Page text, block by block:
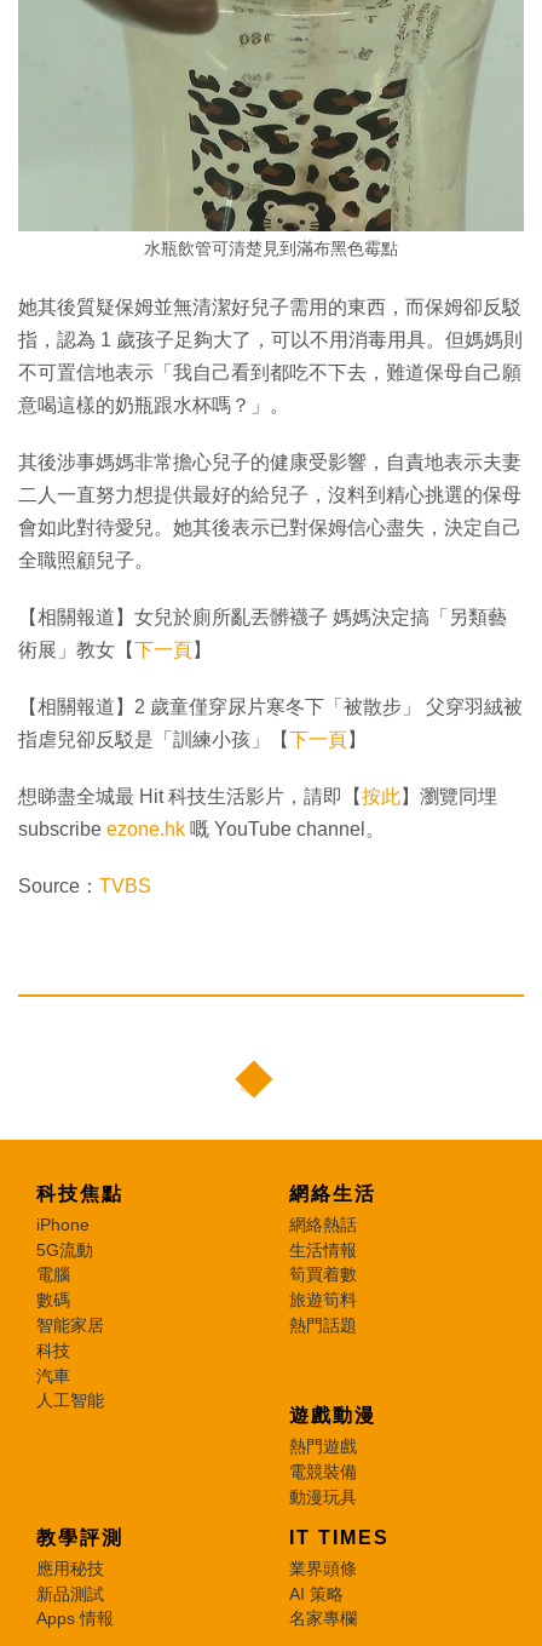
水瓶飲管可清楚見到滿布黑色霉點
她其後質疑保姆並無清潔好兒子需用的東西，而保姆卻反駁
指，認為 1 歲孩子足夠大了，可以不用消毒用具。但媽媽則
不可置信地表示「我自己看到都吃不下去，難道保母自己願
意喝這樣的奶瓶跟水杯嗎？」。
其後涉事媽媽非常擔心兒子的健康受影響，自責地表示夫妻
二人一直努力想提供最好的給兒子，沒料到精心挑選的保母
會如此對待愛兒。她其後表示已對保姆信心盡失，決定自己
全職照顧兒子。
【相關報道】女兒於廁所亂丟髒襪子 媽媽決定搞「另類藝
術展」教女【下一頁】
【相關報道】2 歲童僅穿尿片寒冬下「被散步」 父穿羽絨被
指虐兒卻反駁是「訓練小孩」【下一頁】
想睇盡全城最 Hit 科技生活影片，請即【按此】瀏覽同埋
subscribe ezone.hk 嘅 YouTube channel。
Source： TVBS
科技焦點
iPhone
5G流動
電腦
數碼
智能家居
科技
汽車
人工智能
網絡生活
網絡熱話
生活情報
筍買着數
旅遊筍料
熱門話題
遊戲動漫
熱門遊戲
電競裝備
動漫玩具
教學評測
應用秘技
新品測試
Apps 情報
IT TIMES
業界頭條
AI 策略
名家專欄